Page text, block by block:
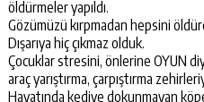
öldürmeler yapıldı.
Gözümüzü kırpmadan hepsini
Dışarıya hiç çıkmaz olduk.
Çocuklar stresini, önlerine OYUN
araç yarıştırma, çarpıştırma
Hayatında kediye dokunmayan